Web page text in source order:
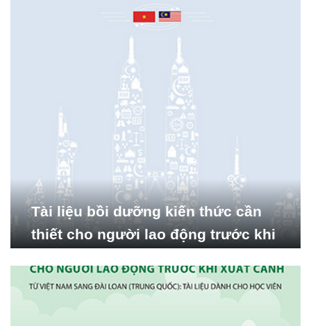
Tài liệu bồi dưỡng kiến thức cần
thiết cho người lao động trước khi
Malaysia